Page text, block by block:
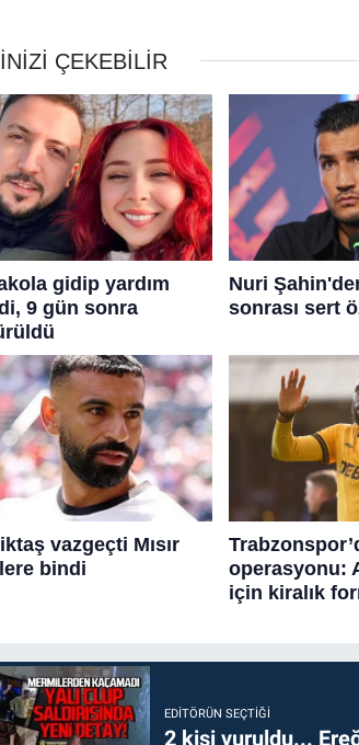
EDITÖRÜN SEÇTIĞI
2 kişi vuruldu...